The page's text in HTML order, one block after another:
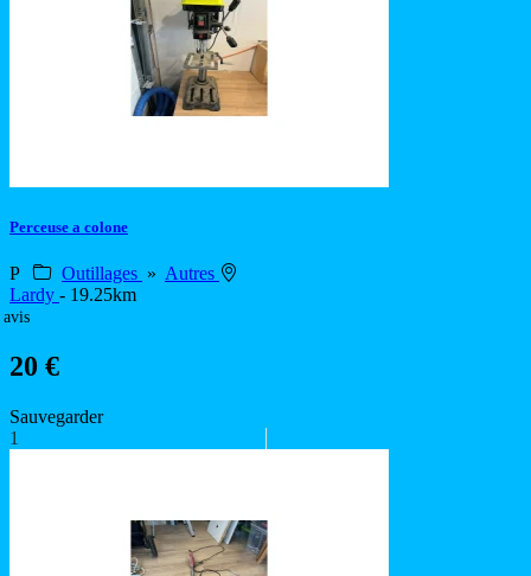
Perceuse a colone
P Outillages » Autres
Lardy - 19.25km
avis
20 €
Sauvegarder
1